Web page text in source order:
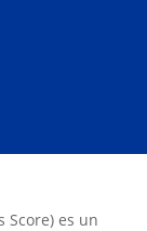
Score) es un